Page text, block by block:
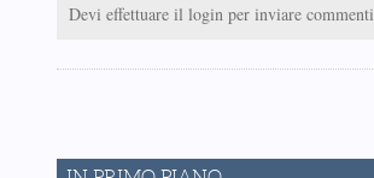
Devi effettuare il login per inviare commenti